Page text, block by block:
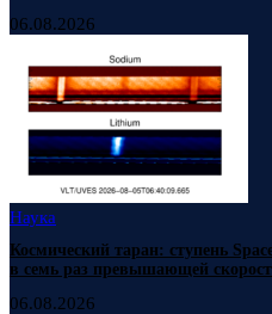
06.08.2026
Наука
Космический таран: ступень
в семь раз превышающей
06.08.2026